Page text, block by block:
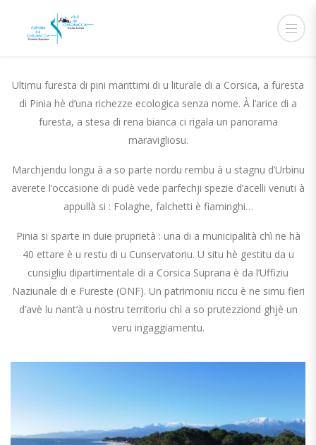
Ultimu furesta di pini marittimi di u liturale di a Corsica, a furesta
di Pinia hè d’una richezze ecologica senza nome. À l’arice di a
furesta, a stesa di rena bianca ci rigala un panorama
maravigliosu.
Marchjendu longu à a so parte nordu rembu à u stagnu d’Urbinu
averete l’occasione di pudè vede parfechji spezie d’acelli venuti à
appullà si : Folaghe, falchetti è fiaminghi…
Pinia si sparte in duie pruprietà : una di a municipalità chì ne hà
40 ettare è u restu di u Cunservatoriu. U situ hè gestitu da u
cunsigliu dipartimentale di a Corsica Suprana è da l’Uffiziu
Naziunale di e Fureste (ONF). Un patrimoniu riccu è ne simu fieri
d’avè lu nant’à u nostru territoriu chì a so prutezziond ghjè un
veru ingaggiamentu.